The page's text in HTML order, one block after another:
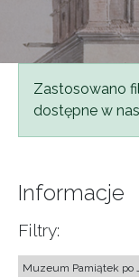
Komunikat
Zastosowano
dostępne w
Informacje
Filtry:
Muzeum Pamiątek po